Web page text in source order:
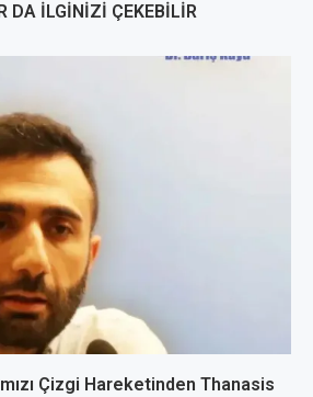
DA İLGINIZI ÇEKEBILIR
Çizgi Hareketinden Thanasis